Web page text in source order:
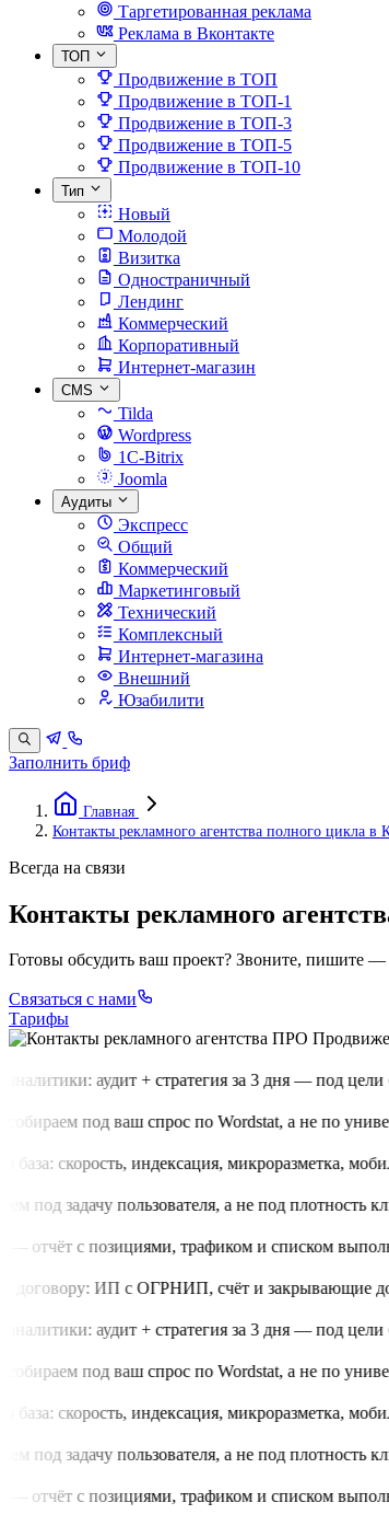
Таргетированная реклама
Реклама в Вконтакте
ТОП
Продвижение в ТОП
Продвижение в ТОП-1
Продвижение в ТОП-3
Продвижение в ТОП-5
Продвижение в ТОП-10
Тип
Новый
Молодой
Визитка
Одностраничный
Лендинг
Коммерческий
Корпоративный
Интернет-магазин
CMS
Tilda
Wordpress
1C-Bitrix
Joomla
Аудиты
Экспресс
Общий
Коммерческий
Маркетинговый
Технический
Комплексный
Интернет-магазина
Внешний
Юзабилити
Заполнить бриф
Главная
Контакты рекламного агентства полного цикла в
Всегда на связи
Контакты рекламного
Готовы обсудить ваш проект? Звоните, пишите
Связаться с нами
Тарифы
аудит + стратегия за 3 дня — под цели
под ваш спрос по Wordstat, а не по
скорость, индексация, микроразметка,
под задачу пользователя, а не под плотность
отчёт с позициями, трафиком и списком
договору: ИП с ОГРНИП, счёт и закрывающие
аудит + стратегия за 3 дня — под цели
под ваш спрос по Wordstat, а не по
скорость, индексация, микроразметка,
под задачу пользователя, а не под плотность
отчёт с позициями, трафиком и списком